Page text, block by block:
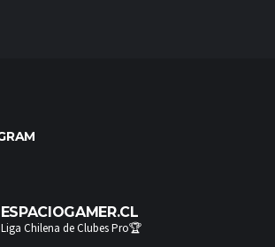
ESPACIOGAMER.CL
Liga Chilena de Clubes Pro🏆